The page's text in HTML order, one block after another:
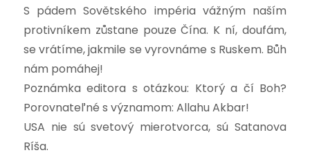
S pádem Sovětského impéria vážným naším
protivníkem zůstane pouze Čína. K ní, doufám,
se vrátíme, jakmile se vyrovnáme s Ruskem. Bůh
nám pomáhej!
Poznámka editora s otázkou: Ktorý a čí Boh?
Porovnateľné s významom: Allahu Akbar!
USA nie sú svetový mierotvorca, sú Satanova
Ríša.